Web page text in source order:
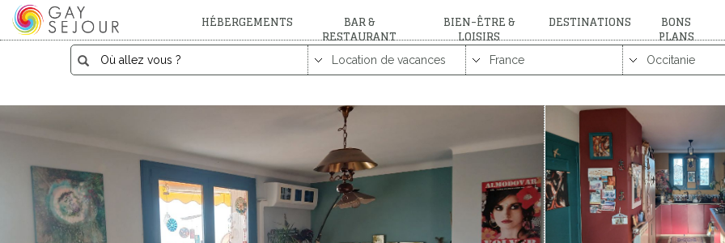
HÉBERGEMENTS BAR &
RESTAURANT
BIEN-ÊTRE &
LOISIRS
DESTINATIONS BONS
PLANS